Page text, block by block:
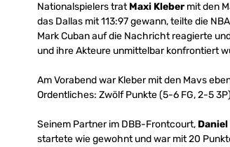
Nationalspielers tratMaxi Klebermit den
das Dallas mit 113:97 gewann, teilte die
Mark Cuban auf die Nachricht reagierte
und ihre Akteure unmittelbar konfrontiert
Am Vorabend war Kleber mit den Mavs
Ordentliches: Zwölf Punkte (5-6 FG, 2-5
Seinem Partner im DBB-Frontcourt,
startete wie gewohnt und war mit 20